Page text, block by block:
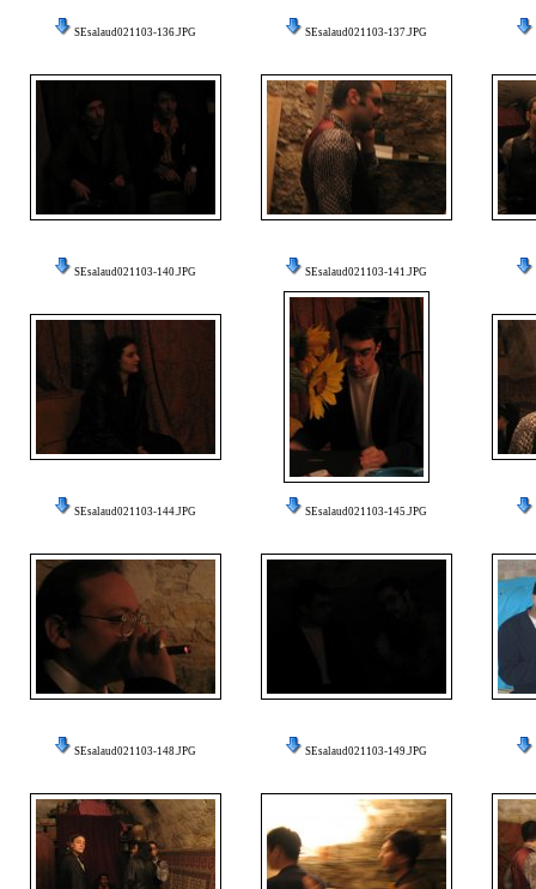
SEsalaud021103-136.JPG SEsalaud021103-137.JPG
SEsalaud021103-140.JPG SEsalaud021103-141.JPG
SEsalaud021103-144.JPG SEsalaud021103-145.JPG
SEsalaud021103-148.JPG SEsalaud021103-149.JPG